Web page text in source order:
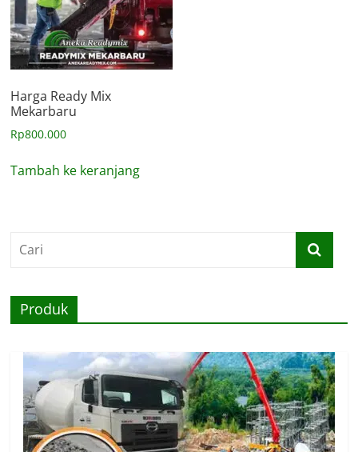
Harga Ready Mix
Mekarbaru
Rp800.000
Tambah ke keranjang
Produk